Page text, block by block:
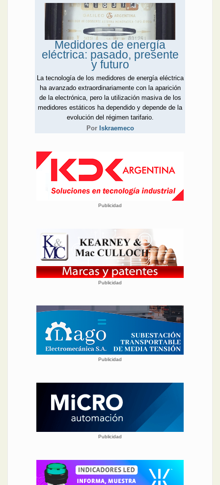
Medidores de energía
eléctrica: pasado, presente
y futuro
La tecnología de los medidores de energía eléctrica
ha avanzado extraordinariamente con la aparición
de la electrónica, pero la utilización masiva de los
medidores estáticos ha dependido y depende de la
evolución del régimen tarifario.
Por Iskraemeco
Publicidad
Publicidad
Publicidad
Publicidad